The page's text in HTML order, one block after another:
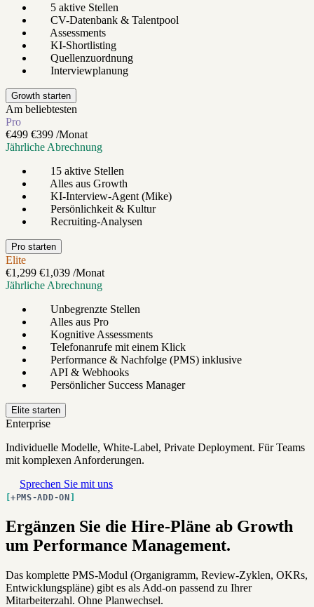
5 aktive Stellen
CV-Datenbank & Talentpool
Assessments
KI-Shortlisting
Quellenzuordnung
Interviewplanung
Growth starten
Am beliebtesten
Pro
€499 €399 /Monat
Jährliche Abrechnung
15 aktive Stellen
Alles aus Growth
KI-Interview-Agent (Mike)
Persönlichkeit & Kultur
Recruiting-Analysen
Pro starten
Elite
€1,299 €1,039 /Monat
Jährliche Abrechnung
Unbegrenzte Stellen
Alles aus Pro
Kognitive Assessments
Telefonanrufe mit einem Klick
Performance & Nachfolge (PMS) inklusive
API & Webhooks
Persönlicher Success Manager
Elite starten
Enterprise
Individuelle Modelle, White-Label, Private Deployment. Für Teams
mit komplexen Anforderungen.
Sprechen Sie mit uns
+PMS-ADD-ON
Ergänzen Sie die Hire-Pläne ab Growth
um Performance Management.
Das komplette PMS-Modul (Organigramm, Review-Zyklen, OKRs,
Entwicklungspläne) gibt es als Add-on passend zu Ihrer
Mitarbeiterzahl. Ohne Planwechsel.